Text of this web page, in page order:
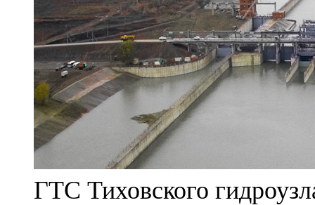
ГТС Тиховского